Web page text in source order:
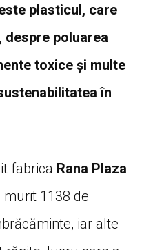
plasticul, care
poluarea
toxice și multe
în
fabrica Rana Plaza
murit 1138 de
iar alte